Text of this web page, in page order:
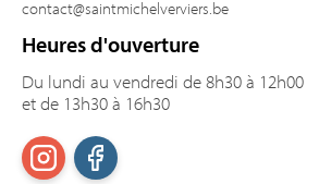
contact@saintmichelverviers.be
Heures d'ouverture
Du lundi au vendredi de 8h30 à 12h00
et de 13h30 à 16h30